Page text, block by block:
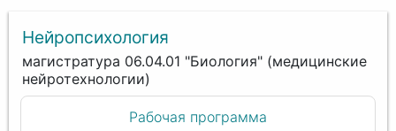
Нейропсихология
магистратура 06.04.01 "Биология" (медицинские
нейротехнологии)
Рабочая программа